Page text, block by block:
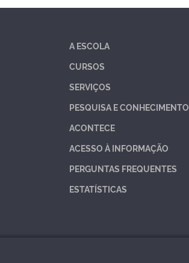
A ESCOLA
CURSOS
SERVIÇOS
PESQUISA E CONHECIMENTO
ACONTECE
ACESSO À INFORMAÇÃO
PERGUNTAS FREQUENTES
ESTATÍSTICAS